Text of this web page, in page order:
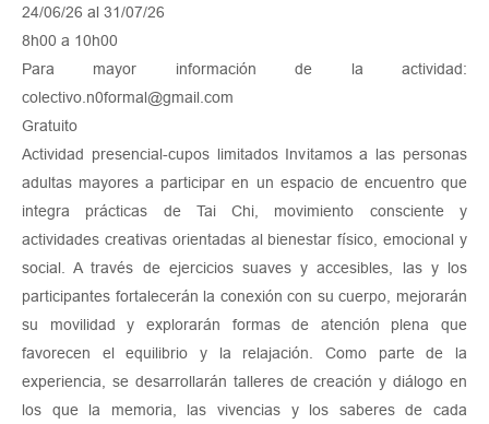
24/06/26 al 31/07/26
8h00 a 10h00
Para mayor información de la actividad:
colectivo.n0formal@gmail.com
Gratuito
Actividad presencial-cupos limitados Invitamos a las personas
adultas mayores a participar en un espacio de encuentro que
integra prácticas de Tai Chi, movimiento consciente y
actividades creativas orientadas al bienestar físico, emocional y
social. A través de ejercicios suaves y accesibles, las y los
participantes fortalecerán la conexión con su cuerpo, mejorarán
su movilidad y explorarán formas de atención plena que
favorecen el equilibrio y la relajación. Como parte de la
experiencia, se desarrollarán talleres de creación y diálogo en
los que la memoria, las vivencias y los saberes de cada